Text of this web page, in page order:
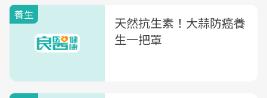
養生
天然抗生素！大蒜防癌養
生一把罩